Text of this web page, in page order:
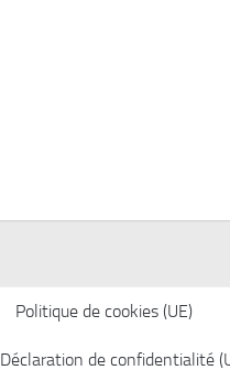
Politique de cookies (UE)
Déclaration de confidentialité